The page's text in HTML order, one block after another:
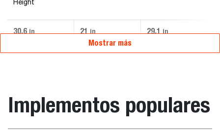
Height
30.6 in 21 in 29.1 in
Mostrar más
Implementos populares